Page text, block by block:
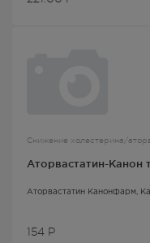
Снижение холестерина/
Аторвастатин-Канон
Аторвастатин Канонфарм ,
154 Р